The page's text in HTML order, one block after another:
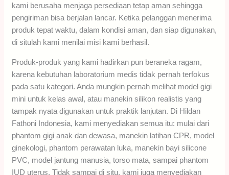
kami berusaha menjaga persediaan tetap aman sehingga
pengiriman bisa berjalan lancar. Ketika pelanggan menerima
produk tepat waktu, dalam kondisi aman, dan siap digunakan,
di situlah kami menilai misi kami berhasil.
Produk-produk yang kami hadirkan pun beraneka ragam,
karena kebutuhan laboratorium medis tidak pernah terfokus
pada satu kategori. Anda mungkin pernah melihat model gigi
mini untuk kelas awal, atau manekin silikon realistis yang
tampak nyata digunakan untuk praktik lanjutan. Di Hildan
Fathoni Indonesia, kami menyediakan semua itu: mulai dari
phantom gigi anak dan dewasa, manekin latihan CPR, model
ginekologi, phantom perawatan luka, manekin bayi silicone
PVC, model jantung manusia, torso mata, sampai phantom
IUD uterus. Tidak sampai di situ, kami juga menyediakan